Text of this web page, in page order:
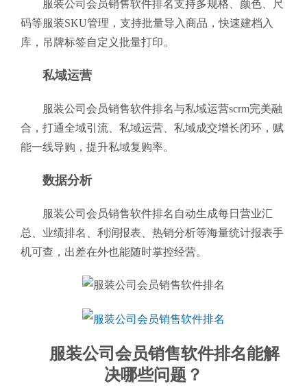
服装公司会员销售软件排名支持多规格、颜色、尺
码等服装SKU管理，支持批量导入商品，快速建档入
库，吊牌标签自定义批量打印。
私域运营
服装公司会员销售软件排名与私域运营scrm完美融
合，打通全域引流、私域运营、私域成交增长闭环，赋
能一线导购，提升私域复购率。
数据分析
服装公司会员销售软件排名自动生成每日营业汇
总、业绩排名、利润报表、热销分析等海量统计报表手
机可查，出差在外也能随时掌控经营。
服装公司会员销售软件排名能解
决哪些问题？